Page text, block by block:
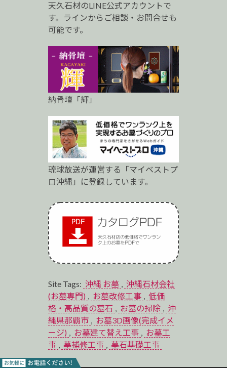
ロ
天久石材のLINE公式アカウントで
す。ラインからご相談・お問合せも
可能です。
納骨壇「輝」
琉球放送が運営する「マイベストプ
ロ沖縄」に登録しています。
Site Tags: 沖縄 お墓
沖縄石材会社
(お墓専門)
お墓改修工事
低価
格・高品質の墓石
お墓の掃除
沖
縄県那覇市
お墓3D画像(完成イメ
ージ)
お墓建て替え工事
お墓工
事
墓補修工事 墓石基礎工事